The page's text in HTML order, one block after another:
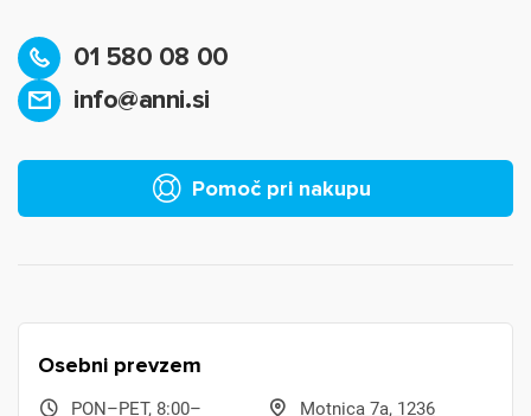
01 580 08 00
info@anni.si
Pomoč pri nakupu
Osebni prevzem
PON–PET, 8:00–
Motnica 7a, 1236